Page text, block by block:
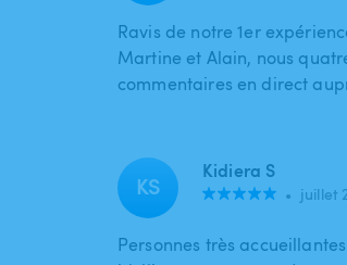
Ravis de notre 1er
Martine et Alain, nous
commentaires en direct
KS Kidiera S
• juillet
Personnes très